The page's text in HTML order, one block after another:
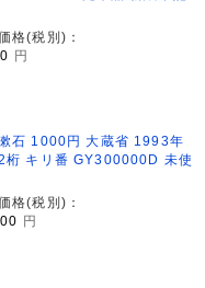
格(税別)：
円
石 1000円 大蔵省 1993年
桁 キリ番 GY300000D 未使
格(税別)：
円